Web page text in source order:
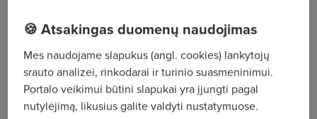
Teiksite paslaugas / konsultacijas klientams
(pasėlių būklės vertinimas, tręšimo planų
rengimas, dirvožemio ėminių ėmimas, žurnalų
pildymas ir kt.);
🍪 Atsakingas duomenų naudojimas
Mes naudojame slapukus (angl. cookies) lankytojų
srauto analizei, rinkodarai ir turinio suasmeninimui.
Portalo veikimui būtini slapukai yra įjungti pagal
nutylėjimą, likusius galite valdyti nustatymuose.